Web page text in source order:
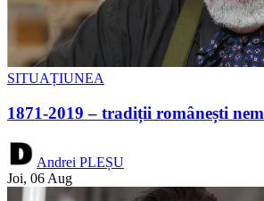
SITUAȚIUNEA
1871-2019 – tradiții românești
Andrei PLEȘU
Joi, 06 Aug